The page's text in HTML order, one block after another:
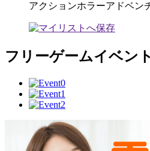
アクションホラーアドベン
フリーゲームイベン